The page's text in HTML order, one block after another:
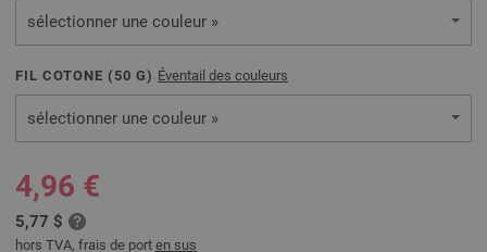
sélectionner une couleur »
FIL COTONE ( 50 G) Éventail des couleurs
sélectionner une couleur »
4,96 €
5,77 $
hors TVA, frais de port en sus